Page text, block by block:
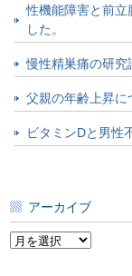
性機能障害と前立
した。
慢性精巣痛の研究
父親の年齢上昇に
ビタミンDと男性
アーカイブ
ア